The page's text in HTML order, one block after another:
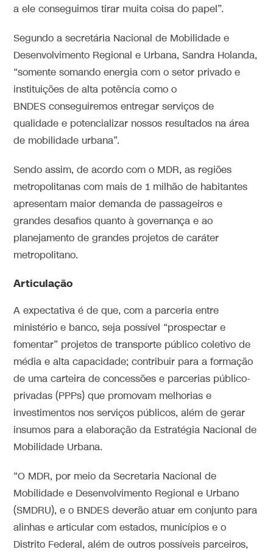
a ele conseguimos tirar muita coisa do papel”.
Segundo a secretária Nacional de Mobilidade e
Desenvolvimento Regional e Urbana, Sandra Holanda,
“somente somando energia com o setor privado e
instituições de alta potência como o
BNDES conseguiremos entregar serviços de
qualidade e potencializar nossos resultados na área
de mobilidade urbana”.
Sendo assim, de acordo com o MDR, as regiões
metropolitanas com mais de 1 milhão de habitantes
apresentam maior demanda de passageiros e
grandes desafios quanto à governança e ao
planejamento de grandes projetos de caráter
metropolitano.
Articulação
A expectativa é de que, com a parceria entre
ministério e banco, seja possível “prospectar e
fomentar” projetos de transporte público coletivo de
média e alta capacidade; contribuir para a formação
de uma carteira de concessões e parcerias público-
privadas (PPPs) que promovam melhorias e
investimentos nos serviços públicos, além de gerar
insumos para a elaboração da Estratégia Nacional de
Mobilidade Urbana.
“O MDR, por meio da Secretaria Nacional de
Mobilidade e Desenvolvimento Regional e Urbano
(SMDRU), e o BNDES deverão atuar em conjunto para
alinhas e articular com estados, municípios e o
Distrito Federal, além de outros possíveis parceiros,